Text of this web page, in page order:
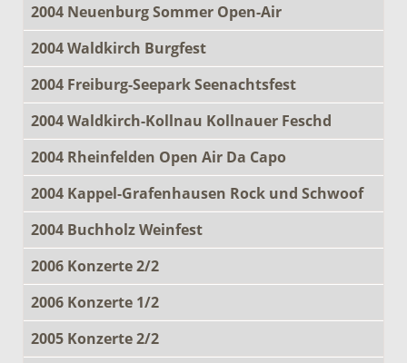
2004 Neuenburg Sommer Open-Air
2004 Waldkirch Burgfest
2004 Freiburg-Seepark Seenachtsfest
2004 Waldkirch-Kollnau Kollnauer Feschd
2004 Rheinfelden Open Air Da Capo
2004 Kappel-Grafenhausen Rock und Schwoof
2004 Buchholz Weinfest
2006 Konzerte 2/2
2006 Konzerte 1/2
2005 Konzerte 2/2